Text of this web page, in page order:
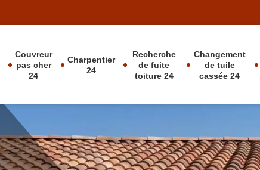
Couvreur
pas cher
24
Charpentier
24
Recherche
de fuite
toiture 24
Changement
de tuile
cassée 24